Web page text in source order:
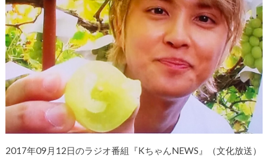
2017年09月12日のラジオ番組『KちゃんNEWS』（文化放送）